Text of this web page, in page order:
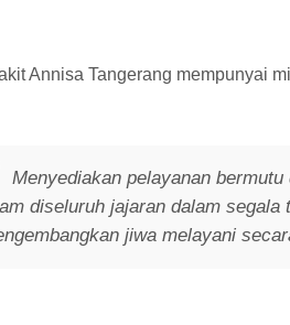
Annisa Tangerang mempunyai
Menyediakan pelayanan
diseluruh jajaran dalam segala
jiwa melayani